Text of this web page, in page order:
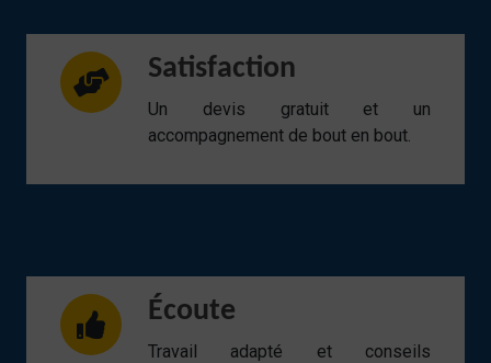
Satisfaction
Un devis gratuit et un
accompagnement de bout en bout.
Écoute
Travail adapté et conseils